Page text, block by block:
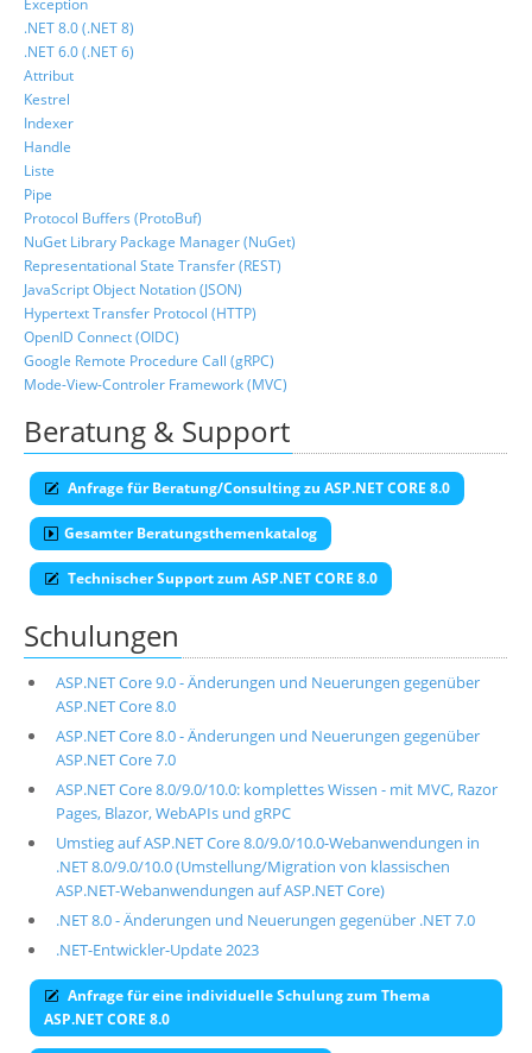
Exception
.NET 8.0 (.NET 8)
.NET 6.0 (.NET 6)
Attribut
Kestrel
Indexer
Handle
Liste
Pipe
Protocol Buffers (ProtoBuf)
NuGet Library Package Manager (NuGet)
Representational State Transfer (REST)
JavaScript Object Notation (JSON)
Hypertext Transfer Protocol (HTTP)
OpenID Connect (OIDC)
Google Remote Procedure Call (gRPC)
Mode-View-Controler Framework (MVC)
Beratung & Support
Anfrage für Beratung/Consulting zu ASP.NET CORE 8.0
Gesamter Beratungsthemenkatalog
Technischer Support zum ASP.NET CORE 8.0
Schulungen
ASP.NET Core 9.0 - Änderungen und Neuerungen gegenüber
ASP.NET Core 8.0
ASP.NET Core 8.0 - Änderungen und Neuerungen gegenüber
ASP.NET Core 7.0
ASP.NET Core 8.0/9.0/10.0: komplettes Wissen - mit MVC, Razor
Pages, Blazor, WebAPIs und gRPC
Umstieg auf ASP.NET Core 8.0/9.0/10.0-Webanwendungen in
.NET 8.0/9.0/10.0 (Umstellung/Migration von klassischen
ASP.NET-Webanwendungen auf ASP.NET Core)
.NET 8.0 - Änderungen und Neuerungen gegenüber .NET 7.0
.NET-Entwickler-Update 2023
Anfrage für eine individuelle Schulung zum Thema
ASP.NET CORE 8.0